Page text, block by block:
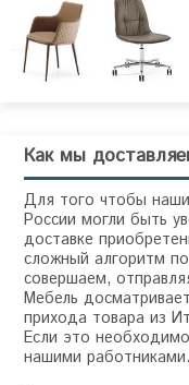
Как мы
Для того чтобы
России могли быть
доставке
сложный алгоритм
совершаем,
Мебель
прихода товара из
Если это
нашими работниками.